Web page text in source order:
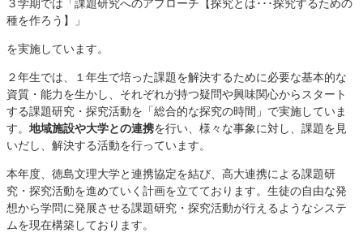
種を作ろう】」
を実施しています。
２年生では、１年生で培った課題を解決するために必要な基本的な
資質・能力を生かし、それぞれが持つ疑問や興味関心からスタート
する課題研究・探究活動を「総合的な探究の時間」で実施していま
す。 地域施設や大学との連携を行い、様々な事象に対し、課題を見
いだし、解決する活動を行っています。
本年度、徳島文理大学と連携協定を結び、高大連携による課題研
究・探究活動を進めていく計画を立てております。生徒の自由な発
想から学問に発展させる課題研究・探究活動が行えるようなシステ
ムを現在構築しております。